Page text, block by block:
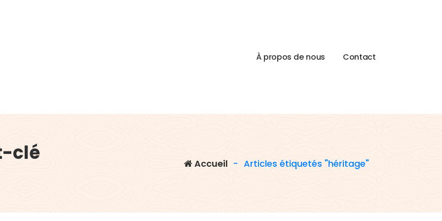
À propos de nous Contact
clé
Accueil - Articles étiquetés "héritage"